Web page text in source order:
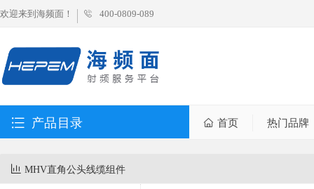
欢迎来到海频面！ 400-0809-089
产品目录 首页 热门品牌
MHV直角公头线缆组件